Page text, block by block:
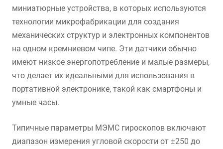
миниатюрные устройства, в которых используются
технологии микрофабрикации для создания
механических структур и электронных компонентов
на одном кремниевом чипе. Эти датчики обычно
имеют низкое энергопотребление и малые размеры,
что делает их идеальными для использования в
портативной электронике, такой как смартфоны и
умные часы.
Типичные параметры МЭМС гироскопов включают
диапазон измерения угловой скорости от ±250 до